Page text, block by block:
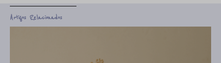
Artigos Relacionados